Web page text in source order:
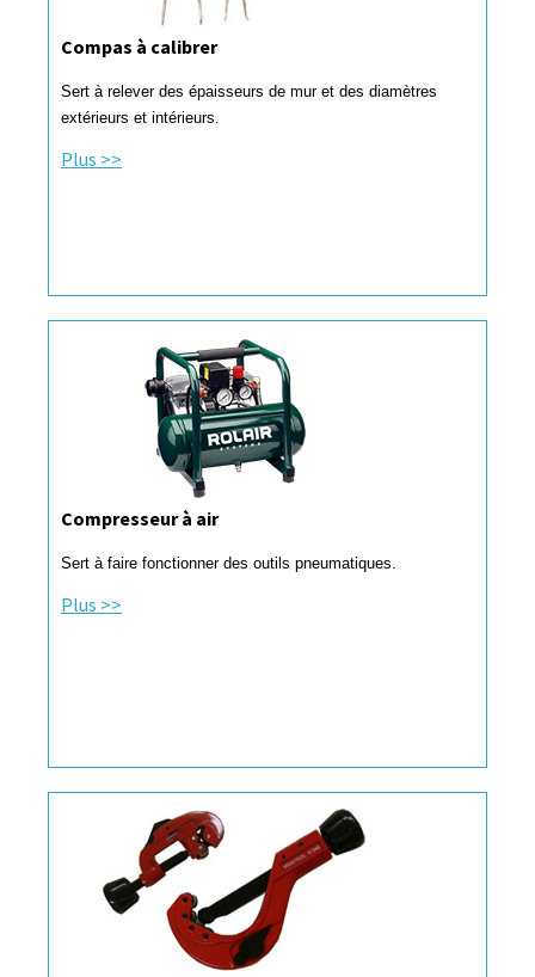
Compas à calibrer
Sert à relever des épaisseurs de mur et des diamètres
extérieurs et intérieurs.
Plus >>
Compresseur à air
Sert à faire fonctionner des outils pneumatiques.
Plus >>